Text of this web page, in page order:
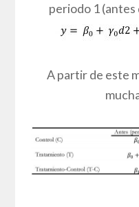
periodo 1
A partir de este